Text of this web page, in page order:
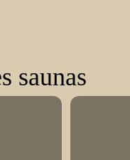
saunas